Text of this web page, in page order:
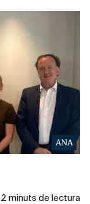
ANA
2 minuts de lectura